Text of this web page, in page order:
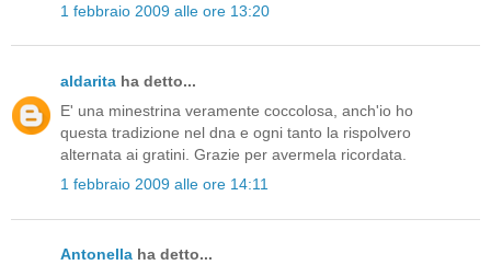
1 febbraio 2009 alle ore 13:20
aldarita ha detto...
E' una minestrina veramente coccolosa, anch'io ho
questa tradizione nel dna e ogni tanto la rispolvero
alternata ai gratini. Grazie per avermela ricordata.
1 febbraio 2009 alle ore 14:11
Antonella ha detto...